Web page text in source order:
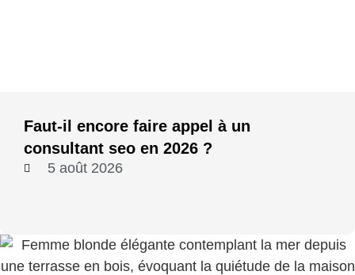
Faut-il encore faire appel à un
consultant seo en 2026 ?
5 août 2026